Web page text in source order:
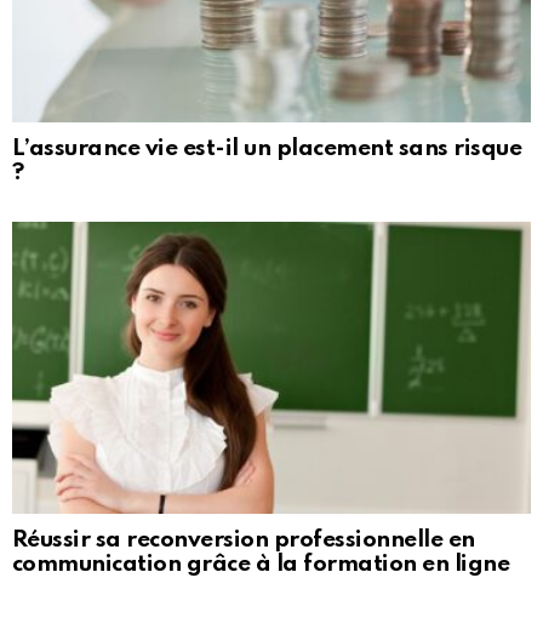
L’assurance vie est-il un placement sans risque
?
Réussir sa reconversion professionnelle en
communication grâce à la formation en ligne